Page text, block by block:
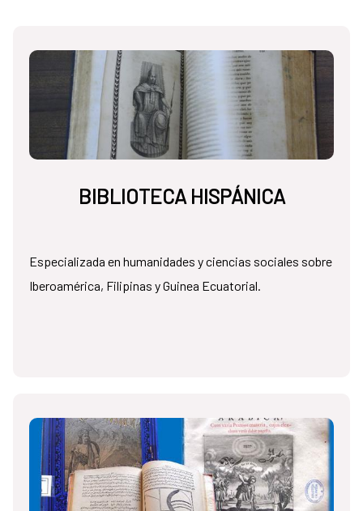
BIBLIOTECA HISPÁNICA
Especializada en humanidades y ciencias sociales sobre
Iberoamérica, Filipinas y Guinea Ecuatorial.